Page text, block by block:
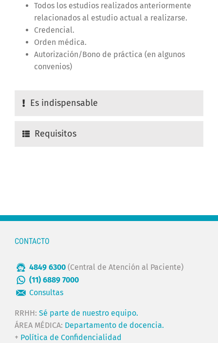
Todos los estudios realizados anteriormente
relacionados al estudio actual a realizarse.
Credencial.
Orden médica.
Autorización/Bono de práctica (en algunos
convenios)
Es indispensable
Requisitos
CONTACTO
4849 6300 (Central de Atención al Paciente)
(11) 6889 7000
Consultas
RRHH: Sé parte de nuestro equipo.
ÁREA MÉDICA: Departamento de docencia.
+ Política de Confidencialidad